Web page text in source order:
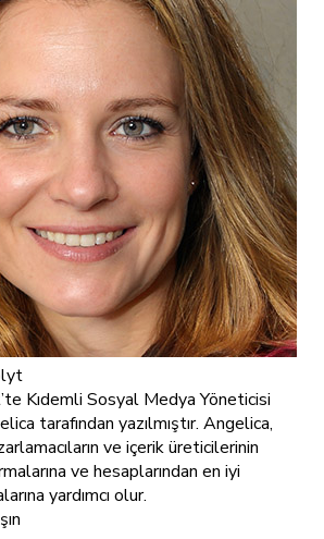
Kıdemli Sosyal Medya Yöneticisi
tarafından yazılmıştır. Angelica,
ve içerik üreticilerinin
ve hesaplarından en iyi
yardımcı olur.